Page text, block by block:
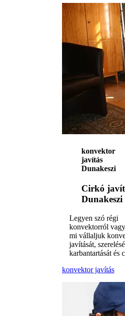
konvektor
javítás
Dunakeszi
Cirkó
Dunakeszi
Legyen szó régi
konvektorról
mi vállaljuk
javítását,
karbantartását és
konvektor javítás